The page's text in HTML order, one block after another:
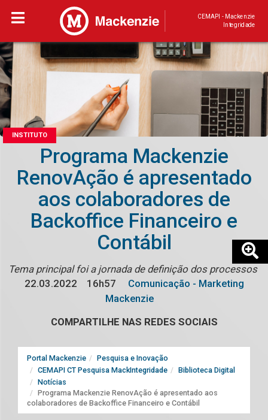
CEMAPI - Mackenzie
Integridade
INSTITUTO
Programa Mackenzie
RenovAção é apresentado
aos colaboradores de
Backoffice Financeiro e
Contábil
Tema principal foi a jornada de definição dos processos
22.03.2022
16h57
Comunicação - Marketing
Mackenzie
COMPARTILHE NAS REDES SOCIAIS
Portal Mackenzie
Pesquisa e Inovação
CEMAPI CT Pesquisa MackIntegridade
Biblioteca Digital
Notícias
Programa Mackenzie RenovAção é apresentado aos
colaboradores de Backoffice Financeiro e Contábil